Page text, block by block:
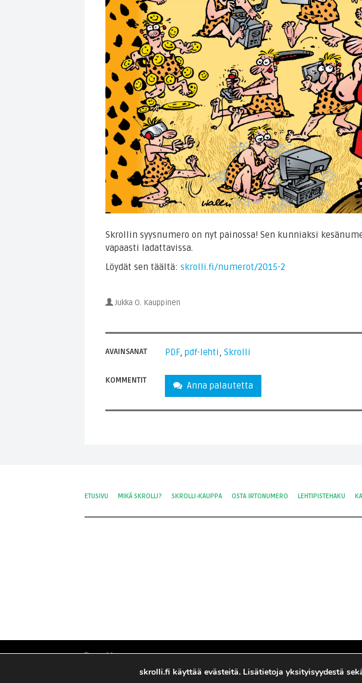
Skrollin syysnumero on nyt painossa! Sen kunniaksi
vapaasti ladattavissa.
Löydät sen täältä: skrolli.fi/numerot/2015-2
Jukka O. Kauppinen
AVAINSANAT PDF, pdf-lehti, Skrolli
KOMMENTIT Anna palautetta
ETUSIVU MIKÄ SKROLLI? SKROLLI-KAUPPA OSTA IRTONUMERO LEHTIPISTEHAKU
skrolli.fi käyttää evästeitä. Lisätietoja yksityisyydestä